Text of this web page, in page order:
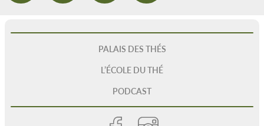
PALAIS DES THÉS
L’ÉCOLE DU THÉ
PODCAST